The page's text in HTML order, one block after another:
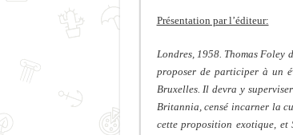
Présentation par l’éditeur:
Londres, 1958. Thomas Foley
proposer de participer à un
Bruxelles. Il devra y
Britannia, censé incarner la
cette proposition exotique,